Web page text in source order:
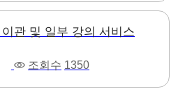
관 및 일부 강의 서비스
조회수 1350